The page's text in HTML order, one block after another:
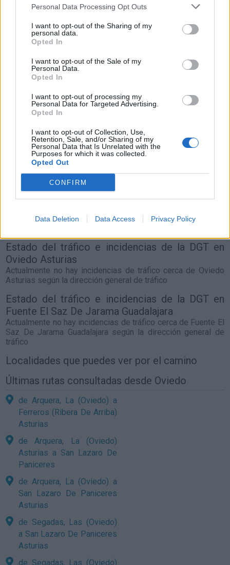
Personal Data Processing Opt Outs
I want to opt-out of the Sharing of my
personal data.
Opted In
I want to opt-out of the Sale of my
Personal Data.
Opted In
I want to opt-out of processing my
Personal Data for Targeted Advertising.
Opted In
I want to opt-out of Collection, Use,
Retention, Sale, and/or Sharing of my
Personal Data that Is Unrelated with the
Purposes for which it was collected.
Opted Out
CONFIRM
Data Deletion Data Access Privacy Policy
Resumen de datos de la ruta entre Oviedo
Asturias y Fuente El Saz De Jarama Guadalajara
Tipo de
combustible
Precio
por litro
Gasto
Gasto
Gasto
Gasolina 95
0,00€ 23l.-
0,00€
32l.-
0,00€
46l.- 0,00€
Gasolina 98 0,00€
0,00€
0,00€
Gasoil 0,00€
-
0,00€
0,00€
Bio diesel 0,00€ 23
-
0,00€
32 l.-
0,00€
46
Estado del tráfico e incidencias de la DGT en
Oviedo Asturias
Actualmente no hay incidencias de tráfico cerca de Oviedo
Asturias según la dirección general de tráfico
Estado del tráfico e incidencias de la DGT en
Fuente El Saz De Jarama Guadalajara
Actualmente no hay incidencias de tráfico cerca de Fuente El
Saz De Jarama Guadalajara según la dirección general de
tráfico
Localidades que puedes ver por el camino
Últimas rutas consultadas desde Oviedo
de Arquera, La (Oviedo) a
Ferreros (Ribera De Arriba)
Asturias
de Arquera, La (Oviedo)
Asturias a San Lazaro De
Paniceres
de Arquera, La (Oviedo) a
San Lazaro De Paniceres
Asturias
de Segadas, Las (Oviedo)
a San Lazaro De Paniceres
Asturias
de Segadas, Las (Oviedo)